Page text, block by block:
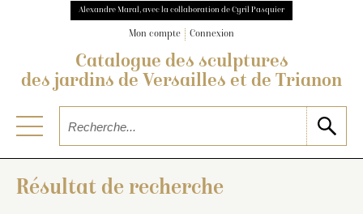
Alexandre Maral, avec la collaboration de Cyril Pasquier
Mon compte Connexion
Catalogue des sculptures
des jardins de Versailles et de Trianon
Résultat de recherche